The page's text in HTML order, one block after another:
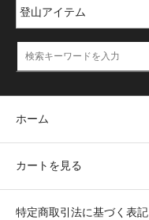
ホーム
カートを見る
特定商取引法に基づく表記